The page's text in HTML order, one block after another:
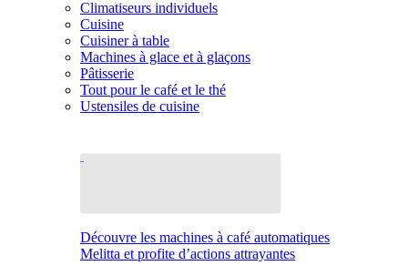
Climatiseurs individuels
Cuisine
Cuisiner à table
Machines à glace et à glaçons
Pâtisserie
Tout pour le café et le thé
Ustensiles de cuisine
Découvre les machines à café automatiques
Melitta et profite d’actions attrayantes